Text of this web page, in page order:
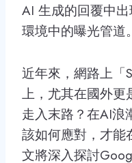
AI 生成的回覆中
環境中的曝光管道。
近年來，網路上「
上，尤其在國外更
走入末路？在AI浪
該如何應對，才能
文將深入探討